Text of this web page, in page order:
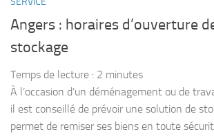
Angers : horaires d’ouverture
stockage
Temps de lecture : 2 minutes
À l’occasion d’un déménagement ou de
il est conseillé de prévoir une solution de
permet de remiser ses biens en toute